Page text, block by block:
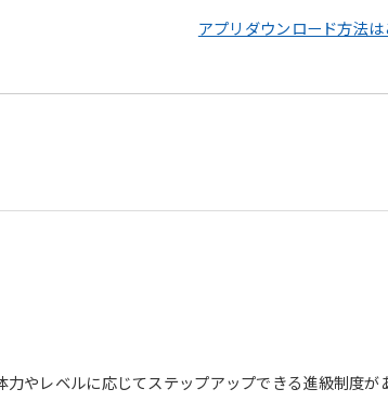
アプリダウンロード方法は
やレベルに応じてステップアップできる進級制度
Central Sports official